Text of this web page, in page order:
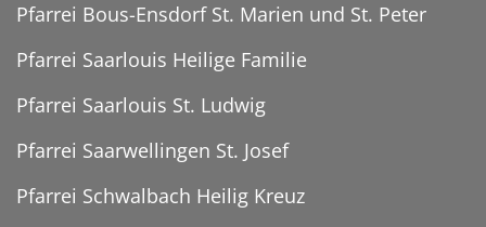
Pfarrei Bous-Ensdorf St. Marien und St. Peter
Pfarrei Saarlouis Heilige Familie
Pfarrei Saarlouis St. Ludwig
Pfarrei Saarwellingen St. Josef
Pfarrei Schwalbach Heilig Kreuz